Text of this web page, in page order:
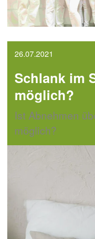
26.07.2021
Schlank im
möglich?
Ist Abnehmen
möglich?